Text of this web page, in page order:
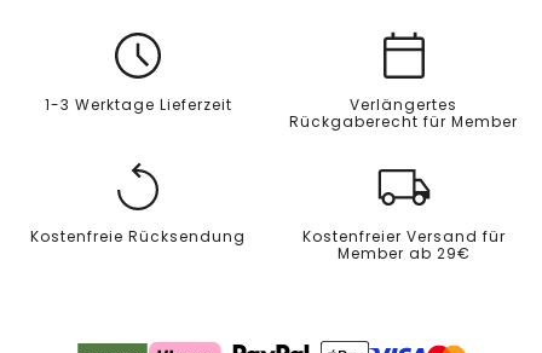
1-3 Werktage Lieferzeit
Verlängertes
Rückgaberecht für Member
Kostenfreie Rücksendung
Kostenfreier Versand für
Member ab 29€